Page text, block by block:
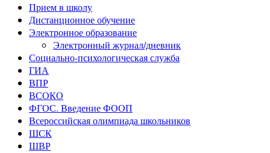
Прием в школу
Дистанционное обучение
Электронное образование
Электронный журнал/дневник
Социально-психологическая служба
ГИА
ВПР
ВСОКО
ФГОС. Введение ФООП
Всероссийская олимпиада школьников
ШСК
ШВР